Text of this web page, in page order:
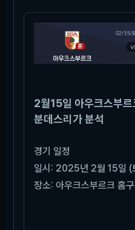
2월15일 아우크스부르
분데스리가 분석
경기 일정
일시: 2025년 2월 15일
장소: 아우크스부르크 홈